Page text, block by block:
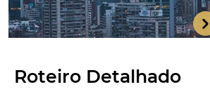
Roteiro Detalhado